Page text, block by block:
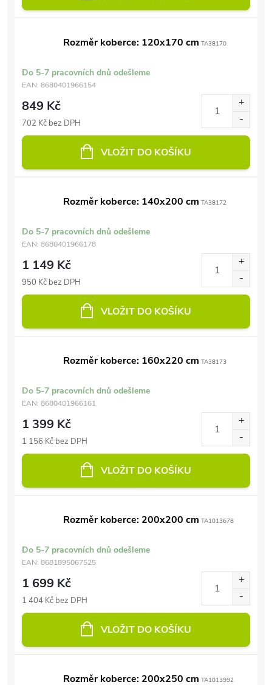
Rozměr koberce: 120x170 cm TA38170
Do 5-7 pracovních dnů odešleme
EAN: 8680401966154
849 Kč
702 Kč bez DPH
VLOŽIT DO KOŠÍKU
Rozměr koberce: 140x200 cm TA38172
Do 5-7 pracovních dnů odešleme
EAN: 8680401966178
1 149 Kč
950 Kč bez DPH
VLOŽIT DO KOŠÍKU
Rozměr koberce: 160x220 cm TA38173
Do 5-7 pracovních dnů odešleme
EAN: 8680401966161
1 399 Kč
1 156 Kč bez DPH
VLOŽIT DO KOŠÍKU
Rozměr koberce: 200x200 cm TA1013678
Do 5-7 pracovních dnů odešleme
EAN: 8681895067525
1 699 Kč
1 404 Kč bez DPH
VLOŽIT DO KOŠÍKU
Rozměr koberce: 200x250 cm TA1013992